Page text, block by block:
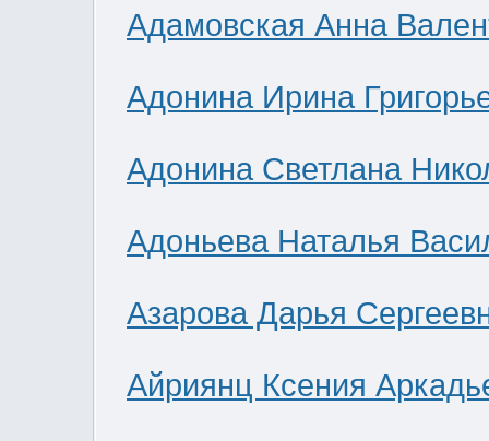
Адамовская Анна
Адонина Ирина
Адонина Светлана
Адоньева Наталья
Азарова Дарья
Айриянц Ксения